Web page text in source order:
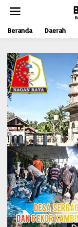
t
Beranda Daerah